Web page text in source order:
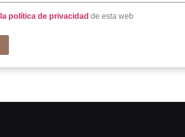
la política de privacidad de esta web